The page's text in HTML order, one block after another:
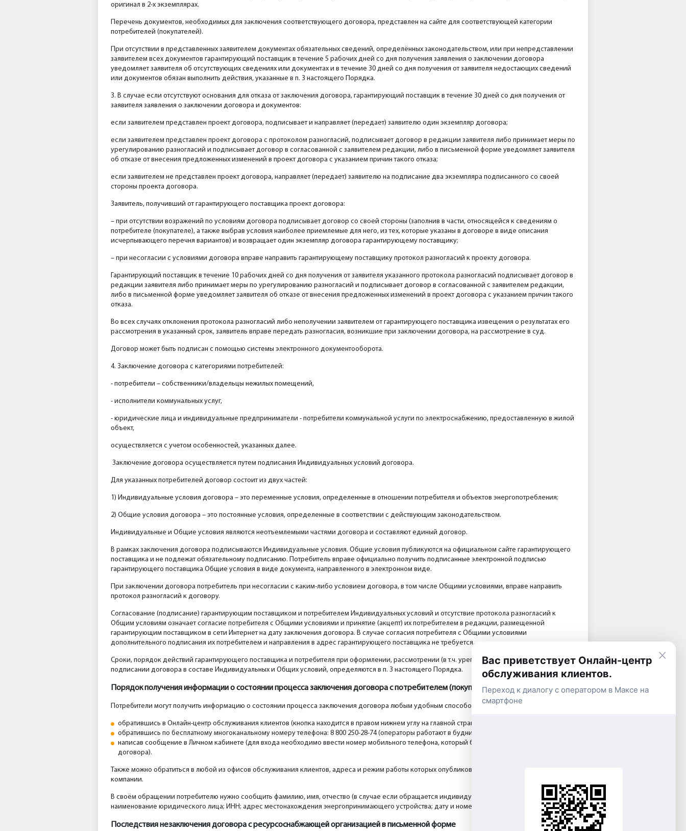
оригинал в 2-х экземплярах.
Перечень документов, необходимых для заключения соответствующего договора, представлен на сайте для соответствующей категории
потребителей (покупателей).
При отсутствии в представленных заявителем документах обязательных сведений, определённых законодательством, или при непредставлении
заявителем всех документов гарантирующий поставщик в течение 5 рабочих дней со дня получения заявления о заключении договора
уведомляет заявителя об отсутствующих сведениях или документах и в течение 30 дней со дня получения от заявителя недостающих сведений
или документов обязан выполнить действия, указанные в п. 3 настоящего Порядка.
3. В случае если отсутствуют основания для отказа от заключения договора, гарантирующий поставщик в течение 30 дней со дня получения от
заявителя заявления о заключении договора и документов:
если заявителем представлен проект договора, подписывает и направляет (передает) заявителю один экземпляр договора;
если заявителем представлен проект договора с протоколом разногласий, подписывает договор в редакции заявителя либо принимает меры по
урегулированию разногласий и подписывает договор в согласованной с заявителем редакции, либо в письменной форме уведомляет заявителя
об отказе от внесения предложенных изменений в проект договора с указанием причин такого отказа;
если заявителем не представлен проект договора, направляет (передает) заявителю на подписание два экземпляра подписанного со своей
стороны проекта договора.
Заявитель, получивший от гарантирующего поставщика проект договора:
– при отсутствии возражений по условиям договора подписывает договор со своей стороны (заполнив в части, относящейся к сведениям о
потребителе (покупателе), а также выбрав условия наиболее приемлемые для него, из тех, которые указаны в договоре в виде описания
исчерпывающего перечня вариантов) и возвращает один экземпляр договора гарантирующему поставщику;
– при несогласии с условиями договора вправе направить гарантирующему поставщику протокол разногласий к проекту договора.
Гарантирующий поставщик в течение 10 рабочих дней со дня получения от заявителя указанного протокола разногласий подписывает договор в
редакции заявителя либо принимает меры по урегулированию разногласий и подписывает договор в согласованной с заявителем редакции,
либо в письменной форме уведомляет заявителя об отказе от внесения предложенных изменений в проект договора с указанием причин такого
отказа.
Во всех случаях отклонения протокола разногласий либо неполучении заявителем от гарантирующего поставщика извещения о результатах его
рассмотрения в указанный срок, заявитель вправе передать разногласия, возникшие при заключении договора, на рассмотрение в суд.
Договор может быть подписан с помощью системы электронного документооборота.
4. Заключение договора с категориями потребителей:
- потребители – собственники/владельцы нежилых помещений,
- исполнители коммунальных услуг,
- юридические лица и индивидуальные предприниматели - потребители коммунальной услуги по электроснабжению, предоставленную в жилой
объект,
осуществляется с учетом особенностей, указанных далее.
Заключение договора осуществляется путем подписания Индивидуальных условий договора.
Для указанных потребителей договор состоит из двух частей:
1) Индивидуальные условия договора – это переменные условия, определенные в отношении потребителя и объектов энергопотребления;
2) Общие условия договора – это постоянные условия, определенные в соответствии с действующим законодательством.
Индивидуальные и Общие условия являются неотъемлемыми частями договора и составляют единый договор.
В рамках заключения договора подписываются Индивидуальные условия. Общие условия публикуются на официальном сайте гарантирующего
поставщика и не подлежат обязательному подписанию. Потребитель вправе официально получить подписанные электронной подписью
гарантирующего поставщика Общие условия в виде документа, направленного в электронном виде.
При заключении договора потребитель при несогласии с каким-либо условием договора, в том числе Общими условиями, вправе направить
протокол разногласий к договору.
Согласование (подписание) гарантирующим поставщиком и потребителем Индивидуальных условий и отсутствие протокола разногласий к
Общим условиям означает согласие потребителя с Общими условиями и принятие (акцепт) их потребителем в редакции, размещенной
гарантирующим поставщиком в сети Интернет на дату заключения договора. В случае согласия потребителя с Общими условиями
дополнительного подписания их потребителем и направления в адрес гарантирующего поставщика не требуется.
Сроки, порядок действий гарантирующего поставщика и потребителя при оформлении, рассмотрении (в т.ч. урегулированию разногласий),
подписании договора в составе Индивидуальных и Общих условий, определяются в п. 3 настоящего Порядка.
Порядок получения информации о состоянии процесса заключения договора с потребителем (покупателем)
Потребители могут получить информацию о состоянии процесса заключения договора любым удобным способом:
обратившись в Онлайн-центр обслуживания клиентов (кнопка находится в правом нижнем углу на главной странице сайта компании);
обратившись по бесплатному многоканальному номеру телефона: 8 800 250-28-74 (операторы работают в будние дни с 9:00 до 18:00);
написав сообщение в Личном кабинете (для входа необходимо ввести номер мобильного телефона, который был указан при заключении
договора).
Также можно обратиться в любой из офисов обслуживания клиентов, адреса и режим работы которых опубликованы в разделе на сайте
компании.
В своём обращении потребителю нужно сообщить фамилию, имя, отчество (в случае если обращается индивидуальный предприниматель);
наименование юридического лица; ИНН; адрес местонахождения энергопринимающего устройства; дату и номер заявки.
Последствия незаключения договора с ресурсоснабжающей организацией в письменной форме
×
Вас приветствует Онлайн-центр
обслуживания клиентов.
Переход к диалогу с оператором в Максе на
смартфоне